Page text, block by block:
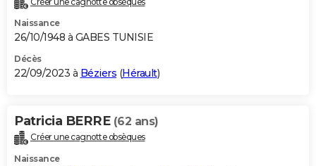
Naissance
26/10/1948 à GABES TUNISIE
Décès
22/09/2023 à Béziers (Hérault)
Patricia BERRE (62 ans)
Créer une cagnotte obsèques
Naissance